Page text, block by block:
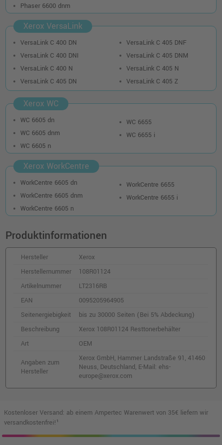
489,99 €
inkl. MwSt.zzgl. Versand
Kompatibles Trommel-Kit KCMY ersetzt
Xerox 108R01121
206,99 €
inkl. MwSt. zzgl. Versand
Xerox Trommel 108R01121 · 4-farbig
Xerox 106R03500 Toner · Schwarz
146,99 €
inkl. MwSt.
Kompatibler Toner ersetzt Xerox
o. MwSt.10,08 €
inkl. MwSt.zzgl. Versand
Xerox 106R02744 Toner · Cyan
o. MwSt.18,48 €
inkl. MwSt.zzgl. Versand
Kompatibler XXL-Toner ersetzt Xerox
106R03531 · Magenta
o. MwSt.162,18 €
192,99 € shopping_cart
106R03519 · Magenta
Phaser 6600 dnm
Xerox VersaLink
VersaLink C 400 DN
VersaLink C 400 DNI
VersaLink C 400 N
VersaLink C 405 DN
VersaLink C 405 DNF
VersaLink C 405 DNM
VersaLink C 405 N
VersaLink C 405 Z
Xerox WC
WC 6605 dn
WC 6605 dnm
WC 6605 n
WC 6655
WC 6655 i
Xerox WorkCentre
WorkCentre 6605 dn
WorkCentre 6605 dnm
WorkCentre 6605 n
WorkCentre 6655
WorkCentre 6655 i
Produktinformationen
Hersteller
Xerox
Herstellernummer
108R01124
Artikelnummer
LT2316RB
EAN
0095205964905
Seitenergiebigkeit
bis zu 30000 Seiten (Bei 5% Abdeckung)
Beschreibung
Xerox 108R01124 Resttonerbehälter
Art
OEM
Angaben zum
Hersteller
Xerox GmbH, Hammer Landstraße 91, 41460
Neuss, Deutschland, E-Mail: ehs-
europe@xerox.com
Kostenloser Versand: ab einem Ampertec Warenwert von 35€ liefern wir
versandkostenfrei!¹